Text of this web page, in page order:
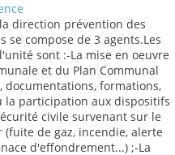
direction prévention des
compose de 3 agents.Les
sont :-La mise en oeuvre
et du Plan Communal
documentations, formations,
la participation aux dispositifs
civile survenant sur le
de gaz, incendie, alerte
d'effondrement...) ;-La